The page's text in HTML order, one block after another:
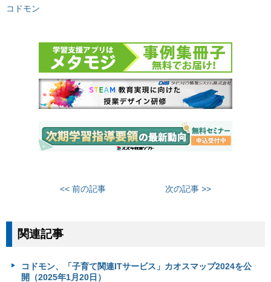
コドモン
<< 前の記事 次の記事 >>
関連記事
コドモン、「子育て関連ITサービス」カオスマップ2024を公
開（2025年1月20日）